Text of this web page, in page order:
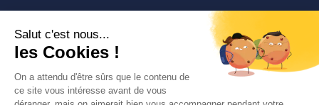
Contactez-nous
04 72 71 54 72
30, rue Pré Gaudry, 69007 Lyon